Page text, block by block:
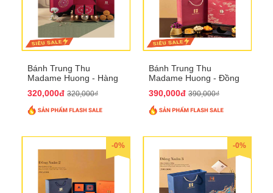
Bánh Trung Thu
Madame Huong - Hàng
320,000đ 320,000₫
Bánh Trung Thu
Madame Huong - Đồng
390,000đ 390,000₫
-0% -0%